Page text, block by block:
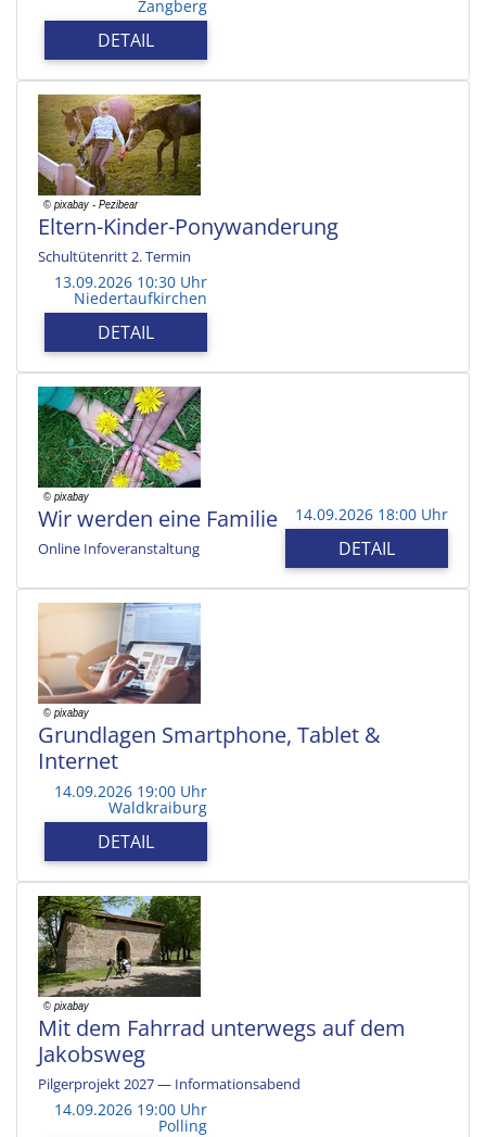
Zangberg
DETAIL
Eltern-Kinder-Ponywanderung
Schultütenritt 2. Termin
13.09.2026 10:30 Uhr
Niedertaufkirchen
DETAIL
Wir werden eine Familie
Online Infoveranstaltung
14.09.2026 18:00 Uhr
DETAIL
Grundlagen Smartphone, Tablet &
Internet
14.09.2026 19:00 Uhr
Waldkraiburg
DETAIL
Mit dem Fahrrad unterwegs auf dem
Jakobsweg
Pilgerprojekt 2027 — Informationsabend
14.09.2026 19:00 Uhr
Polling